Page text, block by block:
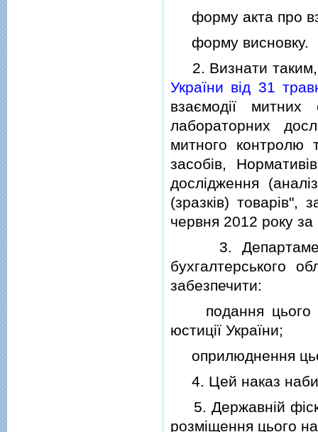
форму акта про
форму висновку.
2. Визнати таким,
України вiд 31
взаємодiї
лабораторних
митного контролю
засобiв,
дослiдження
(зразкiв) товарiв",
червня 2012 року
3. Департаменту
бухгалтерського
забезпечити:
подання цього
юстицiї України;
оприлюднення
4. Цей наказ
5. Державнiй
розмiщення цього